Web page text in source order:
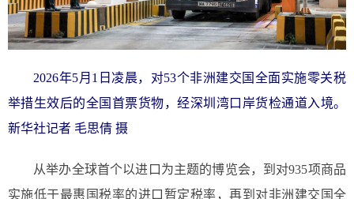
2026年5月1日凌晨，对53个非洲建交国全面实施零关税
举措生效后的全国首票货物，经深圳湾口岸货检通道入境。
新华社记者 毛思倩 摄
从举办全球首个以进口为主题的博览会，到对935项商品
实施低于最惠国税率的进口暂定税率，再到对非洲建交国全